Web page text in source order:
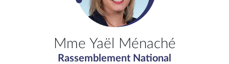
Mme Yaël Ménaché
Rassemblement National